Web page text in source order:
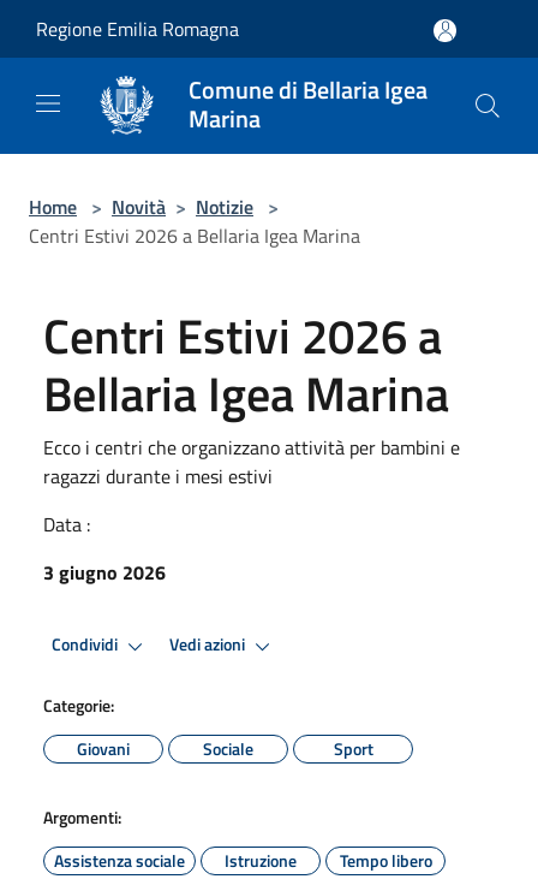
Regione Emilia Romagna
Comune di Bellaria Igea
Marina
Home > Novità > Notizie >
Centri Estivi 2026 a Bellaria Igea Marina
Centri Estivi 2026 a
Bellaria Igea Marina
Ecco i centri che organizzano attività per bambini e
ragazzi durante i mesi estivi
Data :
3 giugno 2026
Condividi Vedi azioni
Categorie:
Giovani
Sociale Sport
Argomenti:
Assistenza sociale
Istruzione Tempo libero